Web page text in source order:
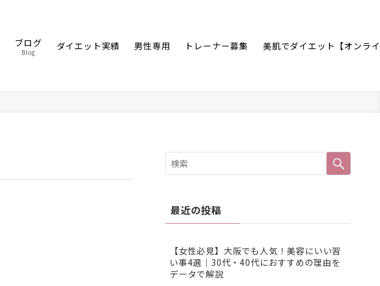
ブログ
Blog
ダイエット実績 男性専用 トレーナー募集 美肌でダイエット【オンラ
最近の投稿
【女性必見】大阪でも人気！美容にいい習
い事4選｜30代・40代におすすめの理由を
データで解説